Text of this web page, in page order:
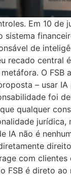
Em 10 de
de
recado
O
– usar
foi
qualquer
não é
com
é direto